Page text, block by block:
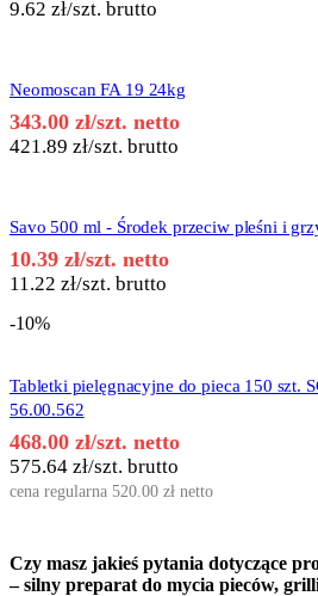
9.62 zł/szt. brutto
Neomoscan FA 19 24kg
343.00 zł/szt. netto
421.89 zł/szt. brutto
Savo 500 ml - Środek przeciw pleśni i
10.39 zł/szt. netto
11.22 zł/szt. brutto
-10%
Tabletki pielęgnacyjne do pieca 150 szt.
56.00.562
468.00 zł/szt. netto
575.64 zł/szt. brutto
cena regularna 520.00 zł netto
Czy masz jakieś pytania dotyczące
– silny preparat do mycia pieców,